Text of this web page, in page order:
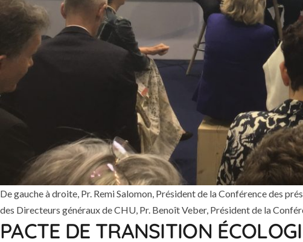
De gauche à droite, Pr. Remi Salomon, Président de la Conférence des
des Directeurs généraux de CHU, Pr. Benoît Veber, Président de la
PACTE DE TRANSITION